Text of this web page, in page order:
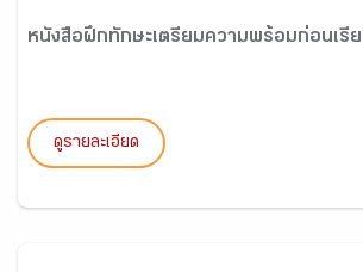
หนังสือฝึกทักษะเตรียมความพร้อมก่อนเรีย
ดูรายละเอียด